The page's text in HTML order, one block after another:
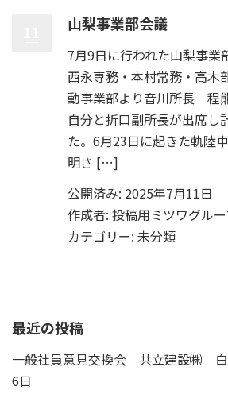
山梨事業部会議
7月9日に行われた山梨事業
西永専務・本村常務・高木
動事業部より音川所長 程
自分と折口副所長が出席し
た。6月23日に起きた軌陸
明さ […]
公開済み: 2025年7月11日
作成者: 投稿用ミツワグル
カテゴリー: 未分類
最近の投稿
一般社員意見交換会 共立建設㈱
6日